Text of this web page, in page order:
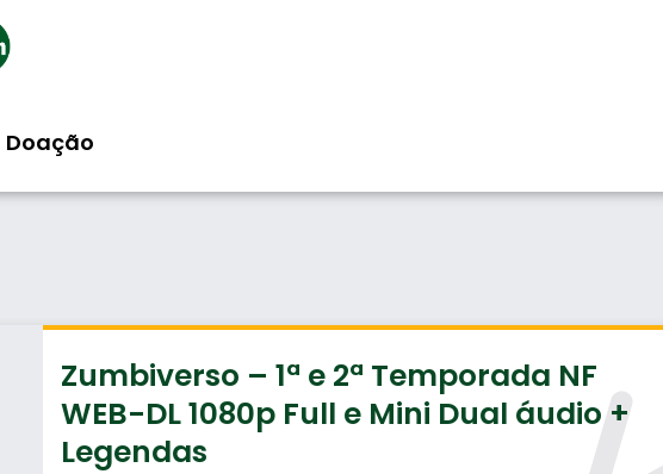
Doação
Zumbiverso – 1ª e 2ª Temporada NF
WEB-DL 1080p Full e Mini Dual áudio +
Legendas